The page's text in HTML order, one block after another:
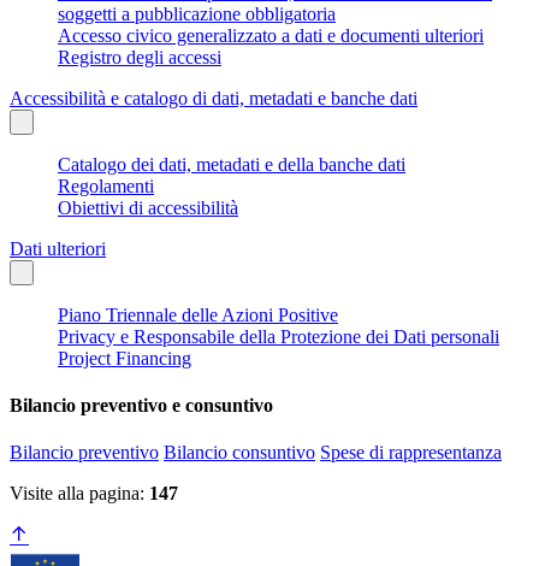
soggetti a pubblicazione obbligatoria
Accesso civico generalizzato a dati e documenti ulteriori
Registro degli accessi
Accessibilità e catalogo di dati, metadati e banche dati
Catalogo dei dati, metadati e della banche dati
Regolamenti
Obiettivi di accessibilità
Dati ulteriori
Piano Triennale delle Azioni Positive
Privacy e Responsabile della Protezione dei Dati personali
Project Financing
Bilancio preventivo e consuntivo
Bilancio preventivo Bilancio consuntivo Spese di rappresentanza
Visite alla pagina: 147